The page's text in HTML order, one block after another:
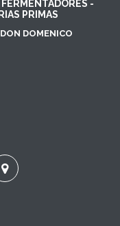
-
PRIMAS
DOMENICO